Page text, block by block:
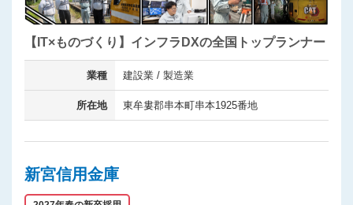
【IT×ものづくり】インフラDXの全国トップランナー
業種 建設業 / 製造業
所在地 東牟婁郡串本町串本1925番地
新宮信用金庫